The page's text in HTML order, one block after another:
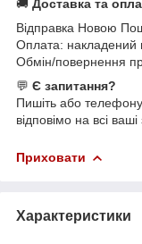
🚚 Доставка та
Відправка Новою
Оплата: накладений
Обмін/повернення
💬 Є запитання?
Пишіть або
відповімо на всі
Приховати
Характеристики